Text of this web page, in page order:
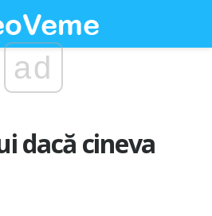
ad
dacă cineva